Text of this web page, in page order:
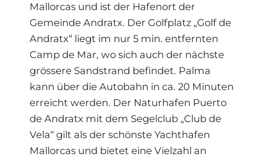
Region
Mallorcas und ist der Hafenort der
Gemeinde Andratx. Der Golfplatz „Golf de
Andratx“ liegt im nur 5 min. entfernten
Camp de Mar, wo sich auch der nächste
grössere Sandstrand befindet. Palma
kann über die Autobahn in ca. 20 Minuten
erreicht werden. Der Naturhafen Puerto
de Andratx mit dem Segelclub „Club de
Vela“ gilt als der schönste Yachthafen
Mallorcas und bietet eine Vielzahl an